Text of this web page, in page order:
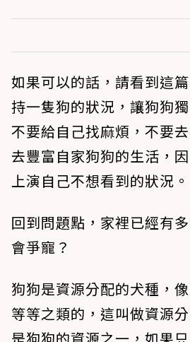
如果可以的話，請看到這
持一隻狗的狀況，讓狗狗
不要給自己找麻煩，不要
去豐富自家狗狗的生活，
上演自己不想看到的狀況。
回到問題點，家裡已經有
會爭寵？
狗狗是資源分配的犬種，
等等之類的，這叫做資源